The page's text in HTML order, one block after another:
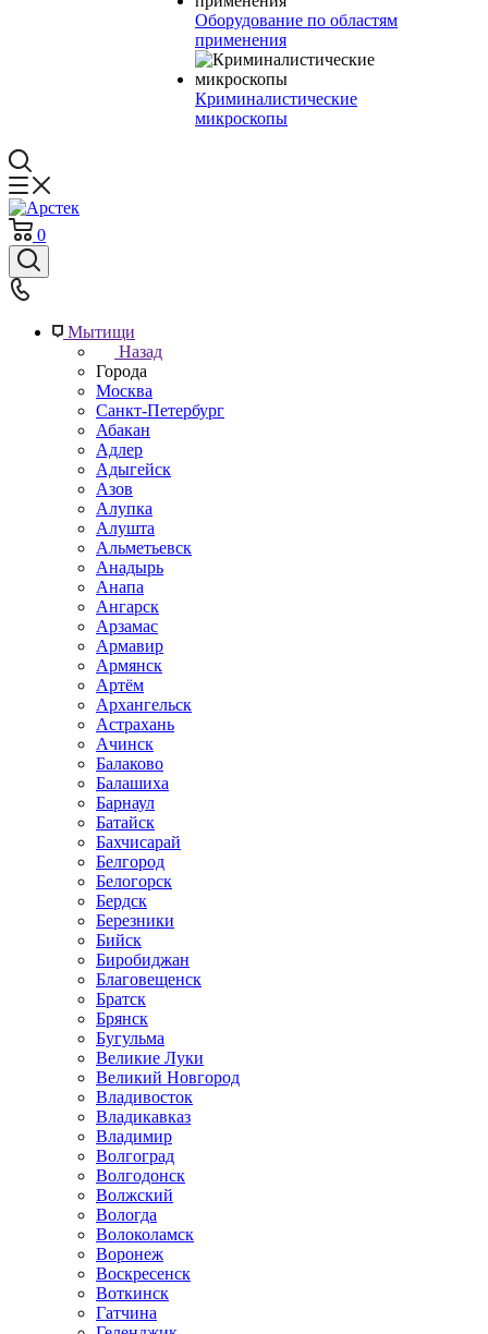
Оборудование по областям
применения
Криминалистические
микроскопы
0
Мытищи
Назад
Города
Москва
Санкт-Петербург
Абакан
Адлер
Адыгейск
Азов
Алупка
Алушта
Альметьевск
Анадырь
Анапа
Ангарск
Арзамас
Армавир
Армянск
Артём
Архангельск
Астрахань
Ачинск
Балаково
Балашиха
Барнаул
Батайск
Бахчисарай
Белгород
Белогорск
Бердск
Березники
Бийск
Биробиджан
Благовещенск
Братск
Брянск
Бугульма
Великие Луки
Великий Новгород
Владивосток
Владикавказ
Владимир
Волгоград
Волгодонск
Волжский
Вологда
Волоколамск
Воронеж
Воскресенск
Воткинск
Гатчина